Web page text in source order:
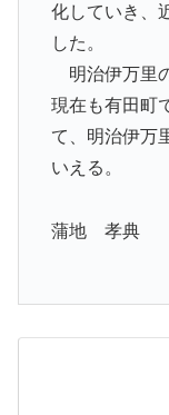
化していき、
した。
明治伊万里
現在も有田町
て、明治伊万
いえる。
蒲地 孝典